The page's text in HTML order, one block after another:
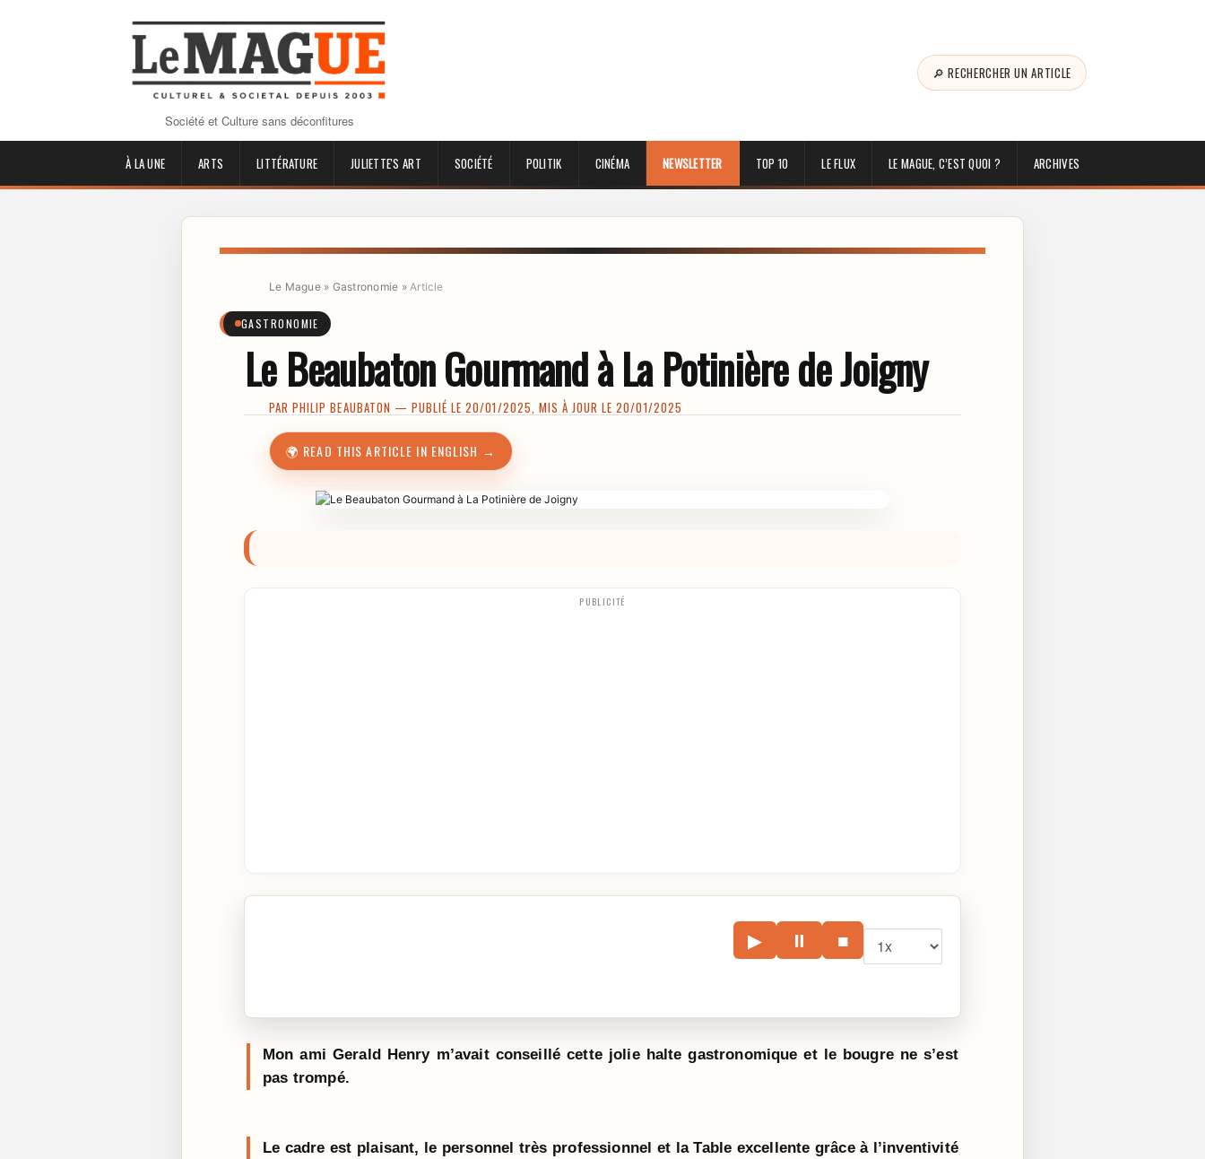
Société et Culture sans déconfitures
🔎 RECHERCHER UN ARTICLE
À LA UNE ARTS LITTÉRATURE JULIETTE'S ART SOCIÉTÉ POLITIK CINÉMA NEWSLETTER TOP 10 LE FLUX LE MAGUE, C’EST QUOI ? ARCHIVES
Le Mague» Gastronomie » Article
GASTRONOMIE
Le Beaubaton Gourmand à La Potinière de Joigny
PARPHILIP BEAUBATON — PUBLIÉ LE 20/01/2025, MIS À JOUR LE 20/01/2025
🌍 READ THIS ARTICLE IN ENGLISH →
PUBLICITÉ
▶ ⏸ ■
Mon ami Gerald Henry m’avait conseillé cette jolie halte gastronomique et le bougre ne s’est
pas trompé.
Le cadre est plaisant, le personnel très professionnel et la Table excellente grâce à l’inventivité